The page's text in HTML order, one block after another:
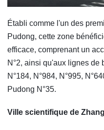
Établi comme l'un des
Pudong, cette zone
efficace, comprenant un
N°2, ainsi qu'aux lignes de
N°184, N°984, N°995,
Pudong N°35.
Ville scientifique de